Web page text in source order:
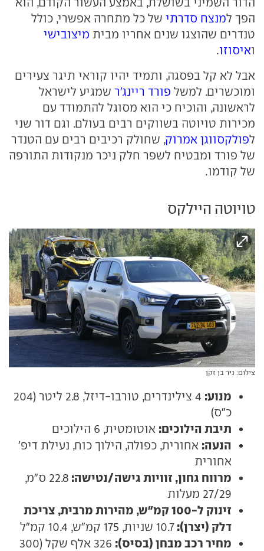
הפך למנצח סדרתי של כל מתחרה אפשרי, כולל
טנדרים שהוצגו שנים אחריו מבית מיצובישי
ואיסוזו.
אבל לא קל בפסגה, ותמיד יהיו קוראי תיגר צעירים
ומוכשרים. למשל פורד ריינג'ר שמגיע לישראל
לראשונה, והוכיח כי הוא מסוגל להתמודד עם
מכירות טויוטה בשווקים רבים בעולם. וגם דור שני
לפולקסווגן אמרוק, שחולק רכיבים רבים עם הטנדר
של פורד ומבטיח לשפר חלק ניכר מנקודות התורפה
של קודמו.
טויוטה היילקס
צילום: ניר בן זקן
מנוע:
4 צילינדרים, טורבו-דיזל, 2.8 ליטר (204
כ"ס)
תיבת הילוכים: אוטומטית, 6 הילוכים
הנעה: אחורית, כפולה, הילוך כוח, נעילת דיפ'
אחורית
מרווח גחון, זוויות גישה/נטישה:
22.8 ס"מ,
27/29 מעלות
זינוק ל-100 קמ"ש, מהירות מרבית, צריכת
דלק (יצרן): 10.7 שניות, 175 קמ"ש, 10.4 קמ"ל
מחיר רכב מבחן (בסיס):
326 אלף שקל (300